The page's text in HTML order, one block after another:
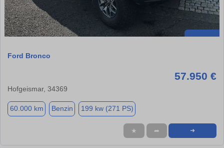
Ford Bronco
57.950 €
Hofgeismar, 34369
60.000 km Benzin 199 kw (271 PS)
★ ➦ ➜